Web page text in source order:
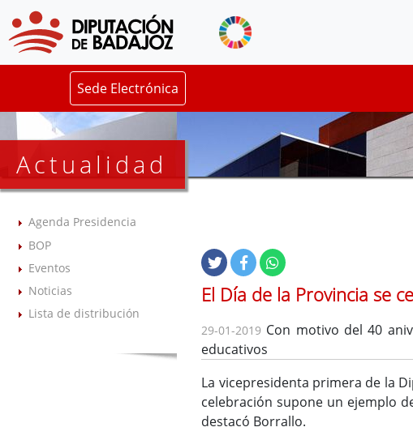
Sede Electrónica
Actualidad
Agenda Presidencia
BOP
Eventos
Noticias
Lista de distribución
El Día de la Provincia se
29-01-2019 Con motivo del 40
educativos
La vicepresidenta primera de la
celebración supone un ejemplo
destacó Borrallo.